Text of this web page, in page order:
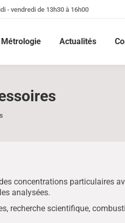
- vendredi de 13h30 à 16h00
Métrologie Actualités
concentrations particulaires
analysées.
recherche scientifique,